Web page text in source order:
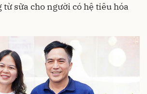
sữa cho người có hệ tiêu hóa